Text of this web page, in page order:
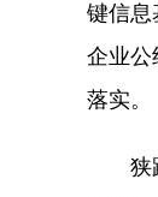
键信息
企业公
落实。
狭路